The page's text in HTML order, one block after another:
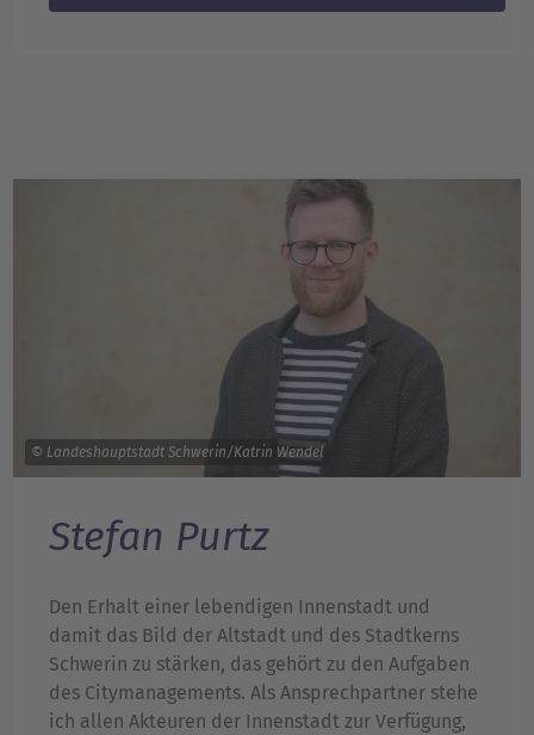
© Landeshauptstadt Schwerin/Katrin Wendel
Stefan Purtz
Den Erhalt einer lebendigen Innenstadt und
damit das Bild der Altstadt und des Stadtkerns
Schwerin zu stärken, das gehört zu den Aufgaben
des Citymanagements. Als Ansprechpartner stehe
ich allen Akteuren der Innenstadt zur Verfügung,